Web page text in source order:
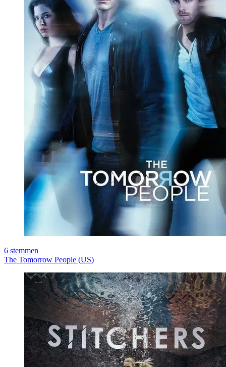
6 stemmen
The Tomorrow People (US)